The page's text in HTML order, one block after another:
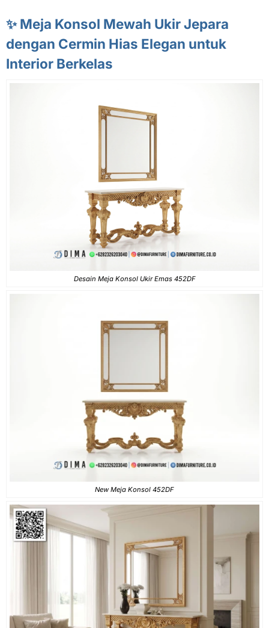
✨ Meja Konsol Mewah Ukir Jepara
dengan Cermin Hias Elegan untuk
Interior Berkelas
Desain Meja Konsol Ukir Emas 452DF
New Meja Konsol 452DF